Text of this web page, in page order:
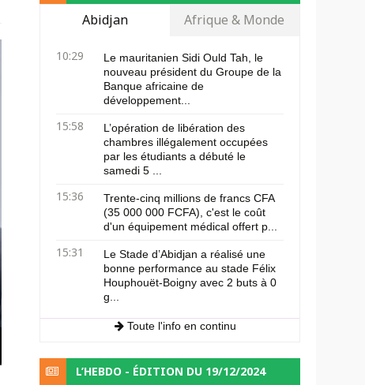
Abidjan Afrique & Monde
10:29
Le mauritanien Sidi Ould Tah, le
nouveau président du Groupe de la
Banque africaine de
développement...
15:58
L’opération de libération des
chambres illégalement occupées
par les étudiants a débuté le
samedi 5 ...
15:36
Trente-cinq millions de francs CFA
(35 000 000 FCFA), c'est le coût
d'un équipement médical offert p...
15:31
Le Stade d’Abidjan a réalisé une
bonne performance au stade Félix
Houphouët-Boigny avec 2 buts à 0
g...
Toute l'info en continu
L’HEBDO - ÉDITION DU 19/12/2024